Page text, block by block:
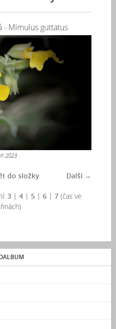
- Mimulus guttatus
2023
Další →
do složky
3 | 4 | 5 | 6 | 7 (čas ve